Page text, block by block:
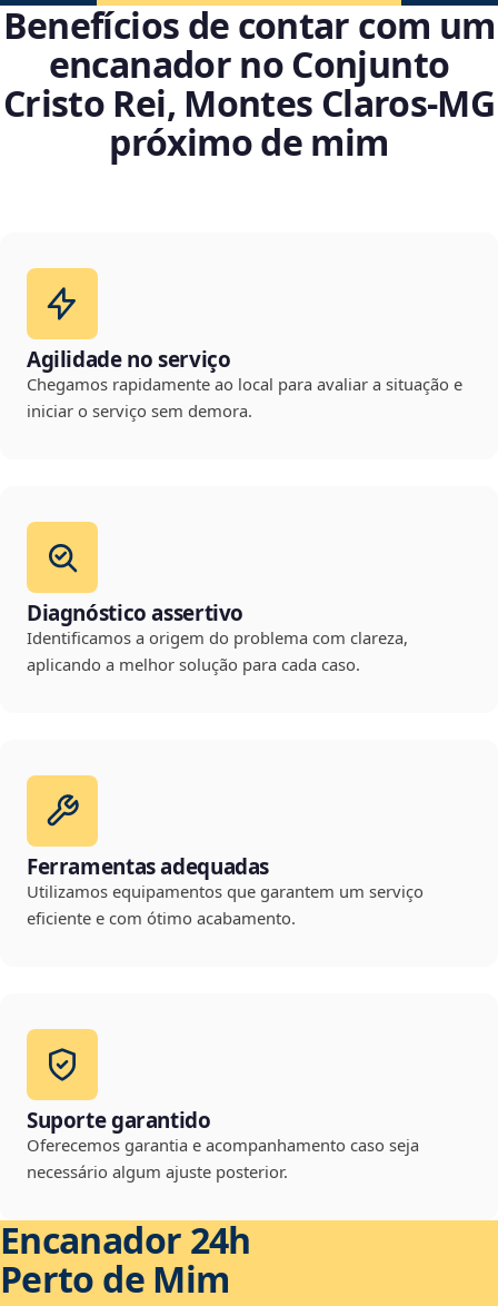
Benefícios de contar com um
encanador no Conjunto
Cristo Rei, Montes Claros‑MG
próximo de mim
Agilidade no serviço
Chegamos rapidamente ao local para avaliar a situação e
iniciar o serviço sem demora.
Diagnóstico assertivo
Identificamos a origem do problema com clareza,
aplicando a melhor solução para cada caso.
Ferramentas adequadas
Utilizamos equipamentos que garantem um serviço
eficiente e com ótimo acabamento.
Suporte garantido
Oferecemos garantia e acompanhamento caso seja
necessário algum ajuste posterior.
Encanador 24h
Perto de Mim